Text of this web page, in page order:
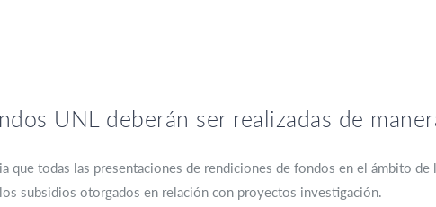
UNL deberán ser realizadas de
que todas las presentaciones de rendiciones de fondos en el ámbito de
subsidios otorgados en relación con proyectos investigación.